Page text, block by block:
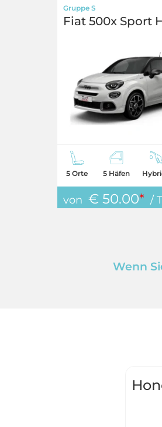
Gruppe S
Fiat 500x Sport
5 Orte 5 Häfen
von € 50.00* /
Wenn